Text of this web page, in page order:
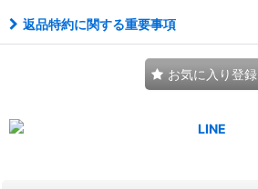
返品特約に関する重要事項
お気に入り登録